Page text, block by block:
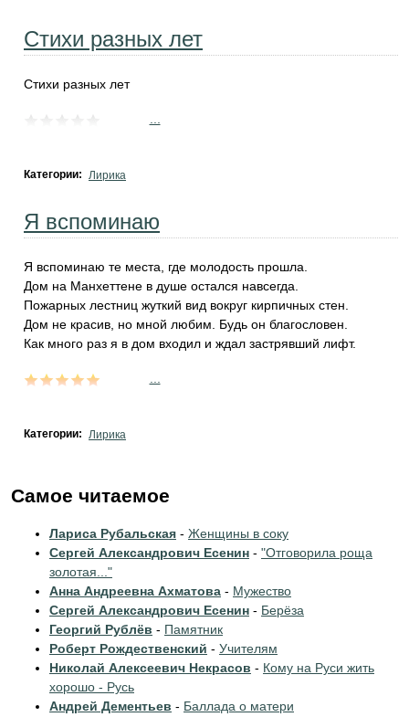
Стихи разных лет
Стихи разных лет
Категории: Лирика
Я вспоминаю
Я вспоминаю те места, где молодость прошла.
Дом на Манхеттене в душе остался навсегда.
Пожарных лестниц жуткий вид вокруг кирпичных стен.
Дом не красив, но мной любим. Будь он благословен.
Как много раз я в дом входил и ждал застрявший лифт.
Категории: Лирика
Самое читаемое
Лариса Рубальская - Женщины в соку
Сергей Александрович Есенин - "Отговорила роща
золотая..."
Анна Андреевна Ахматова - Мужество
Сергей Александрович Есенин - Берёза
Георгий Рублёв - Памятник
Роберт Рождественский - Учителям
Николай Алексеевич Некрасов - Кому на Руси жить
хорошо - Русь
Андрей Дементьев - Баллада о матери